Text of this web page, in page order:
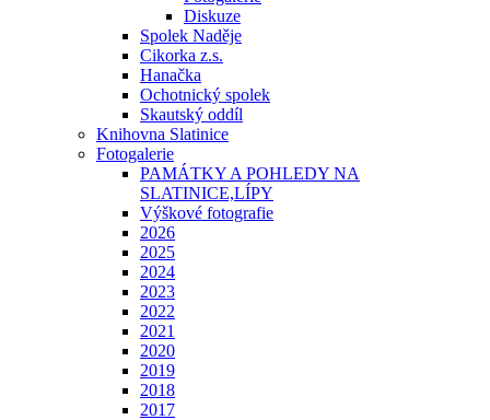
Diskuze
Spolek Naděje
Cikorka z.s.
Hanačka
Ochotnický spolek
Skautský oddíl
Knihovna Slatinice
Fotogalerie
PAMÁTKY A POHLEDY NA
SLATINICE,LÍPY
Výškové fotografie
2026
2025
2024
2023
2022
2021
2020
2019
2018
2017